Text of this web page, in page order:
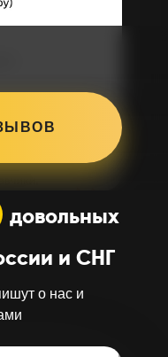
довольных
и СНГ
о нас и